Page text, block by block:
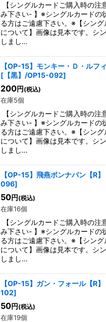
【シングルカードご購入時の注
み下さい- 】※シングルカードの
る方はご遠慮下さい。※【シン
について】画像は見本です。シ
しまし…
【OP-15】モンキー・Ｄ・ルフィ
[ 【黒】/OP15-092]
200円 (税込)
在庫5個
【シングルカードご購入時の注
み下さい- 】※シングルカードの
る方はご遠慮下さい。※【シン
について】画像は見本です。シ
しまし…
【OP-15】飛燕ボンナバン【R】
096]
50円 (税込)
在庫16個
【シングルカードご購入時の注
み下さい- 】※シングルカードの
る方はご遠慮下さい。※【シン
について】画像は見本です。シ
しまし…
【OP-15】ガン・フォール【R】
102]
50円 (税込)
在庫19個